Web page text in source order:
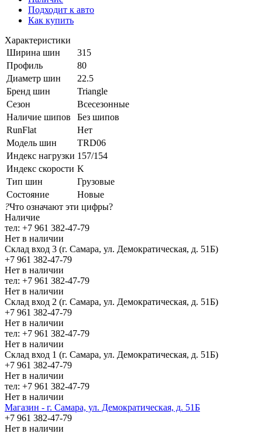
Подходит к авто
Как купить
Характеристики
Ширина шин
315
Профиль
80
Диаметр шин
22.5
Бренд шин
Triangle
Сезон
Всесезонные
Наличие шипов
Без шипов
RunFlat
Нет
Модель шин
TRD06
Индекс нагрузки 157/154
Индекс скорости K
Тип шин
Грузовые
Состояние
Новые
?Что означают эти цифры?
Наличие
тел: +7 961 382-47-79
Нет в наличии
Склад вход 3 (г. Самара, ул. Демократическая, д. 51Б)
+7 961 382-47-79
Нет в наличии
тел: +7 961 382-47-79
Нет в наличии
Склад вход 2 (г. Самара, ул. Демократическая, д. 51Б)
+7 961 382-47-79
Нет в наличии
тел: +7 961 382-47-79
Нет в наличии
Склад вход 1 (г. Самара, ул. Демократическая, д. 51Б)
+7 961 382-47-79
Нет в наличии
тел: +7 961 382-47-79
Нет в наличии
Магазин - г. Самара, ул. Демократическая, д. 51Б
+7 961 382-47-79
Нет в наличии